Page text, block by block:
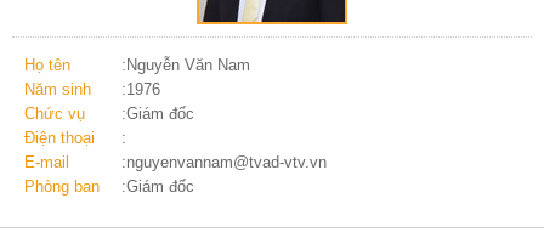
Họ tên
:Nguyễn Văn Nam
Năm sinh
:1976
Chức vụ
:Giám đốc
Điện thoại
:
E-mail
:nguyenvannam@tvad-vtv.vn
Phòng ban
:Giám đốc